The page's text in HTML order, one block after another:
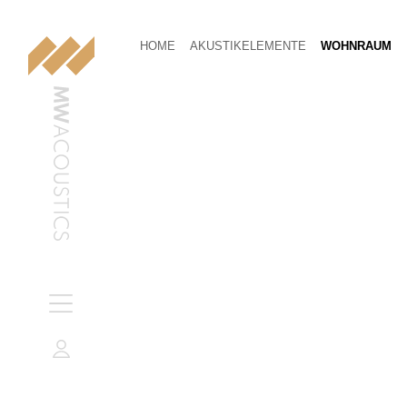
HOME AKUSTIKELEMENTE WOHNRAUM